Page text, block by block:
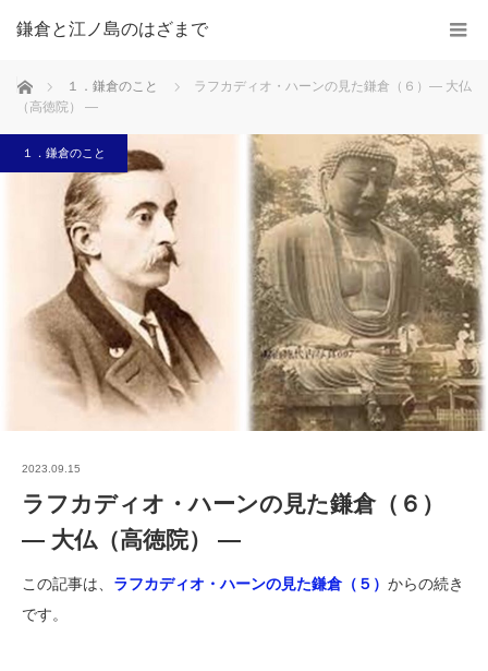
鎌倉と江ノ島のはざまで
ホーム １．鎌倉のこと
ラフカディオ・ハーンの見た鎌倉（６）― 大仏
（高徳院） ―
１．鎌倉のこと
2023.09.15
ラフカディオ・ハーンの見た鎌倉（６）
― 大仏（高徳院） ―
この記事は、 ラフカディオ・ハーンの見た鎌倉（５） からの続き
です。